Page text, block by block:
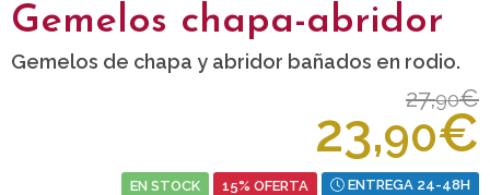
Gemelos chapa-abridor
Gemelos de chapa y abridor bañados en rodio.
27,90€
23,90€
EN STOCK 15% OFERTA ENTREGA 24-48H